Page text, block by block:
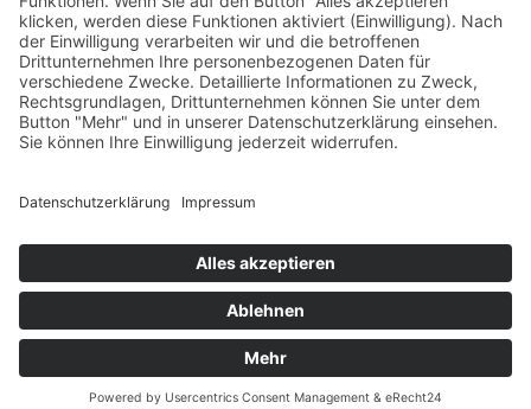
des Hessischen Ministeriums für Arbeit, Integration,
Jugend und Soziales von der Forschungsstelle des
Bildungswerks der Hessischen Wirtschaft e. V.
durchgeführt.
DATENSCHUTZ